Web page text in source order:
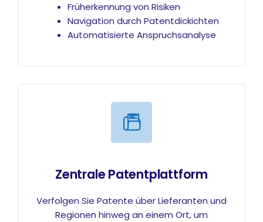
Früherkennung von Risiken
Navigation durch Patentdickichten
Automatisierte Anspruchsanalyse
Zentrale Patentplattform
Verfolgen Sie Patente über Lieferanten und
Regionen hinweg an einem Ort, um